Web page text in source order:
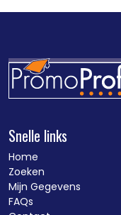
Snelle links
Home
Zoeken
Mijn Gegevens
FAQs